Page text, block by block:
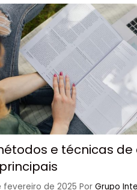
e técnicas
fevereiro de 2025 Por Grupo